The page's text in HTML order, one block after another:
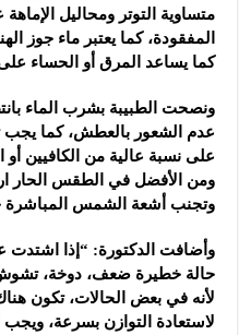
متساوية التوتر ومحاليل
المفقودة، كما يعتبر ماء جوز
كما يساعد المرق أو الحساء
ونصحت الطبيبة بشرب الماء
عدم الشعور بالعطش، كما يجب
على نسبة عالية من الكافيين
ومن الأفضل في الطقس الحار
وتجنب أشعة الشمس المباشرة
وأضافت الدكتورة: “إذا
حالة خطيرة ضعف، دوخة،
لأنه في بعض الحالات، تكون
لاستعادة التوازن بسرعة،